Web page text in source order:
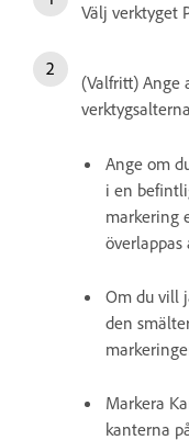
Välj verktyget
(Valfritt) Ange
Ange om
i en
markering
överlappas
Om du vill
den
Markera
kanterna